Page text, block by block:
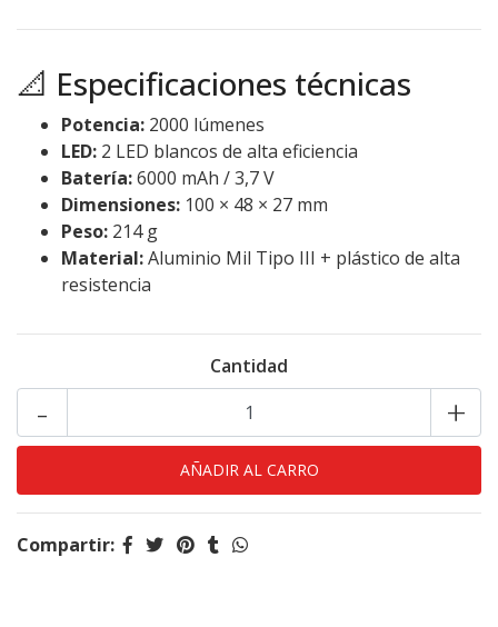
📐 Especificaciones técnicas
Potencia: 2000 lúmenes
LED: 2 LED blancos de alta eficiencia
Batería:6000 mAh / 3,7 V
Dimensiones: 100 × 48 × 27 mm
Peso: 214 g
Material:Aluminio Mil Tipo III + plástico de alta
resistencia
Cantidad
+
-
Compartir: